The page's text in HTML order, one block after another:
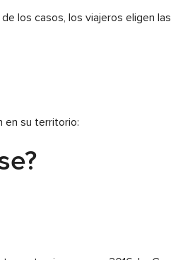
los casos, los viajeros eligen
en su territorio: